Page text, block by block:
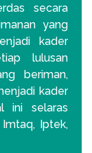
secara
yang
kader
lulusan
beriman,
kader
ini selaras
Iptek,